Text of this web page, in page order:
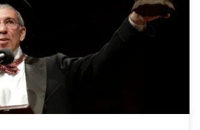
которую присуждают за 10
научных работ с
и неочевидным практическим
которые, как написано в
вас сначала улыбнуться, а
[…]